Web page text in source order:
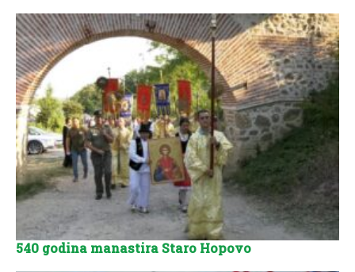
540 godina manastira Staro Hopovo